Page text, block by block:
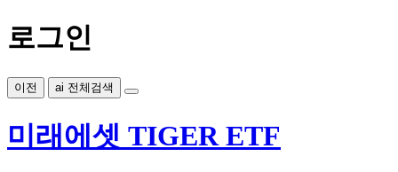
로그인
이전 ai 전체검색
미래에셋 TIGER ETF